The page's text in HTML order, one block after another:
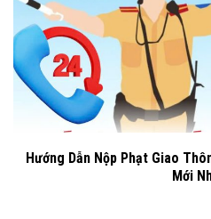
Hướng Dẫn Nộp Phạt Giao
Mới